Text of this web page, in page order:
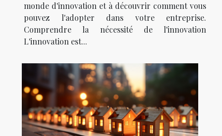
monde d'innovation et à découvrir comment vous
pouvez l'adopter dans votre entreprise.
Comprendre la nécessité de l'innovation
L'innovation est...